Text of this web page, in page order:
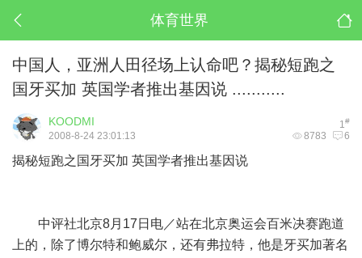
体育世界
中国人，亚洲人田径场上认命吧？揭秘短跑之
国牙买加 英国学者推出基因说 ...........
1#
KOODMI
8783 6
2008-8-24 23:01:13
揭秘短跑之国牙买加 英国学者推出基因说
中评社北京8月17日电／站在北京奥运会百米决赛跑道
上的，除了博尔特和鲍威尔，还有弗拉特，他是牙买加著名